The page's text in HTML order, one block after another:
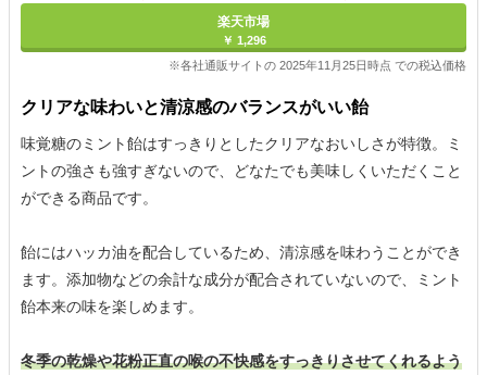
楽天市場
￥ 1,296
※各社通販サイトの 2025年11月25日時点 での税込価格
クリアな味わいと清涼感のバランスがいい飴
味覚糖のミント飴はすっきりとしたクリアなおいしさが特徴。ミ
ントの強さも強すぎないので、どなたでも美味しくいただくこと
ができる商品です。
飴にはハッカ油を配合しているため、清涼感を味わうことができ
ます。添加物などの余計な成分が配合されていないので、ミント
飴本来の味を楽しめます。
冬季の乾燥や花粉正直の喉の不快感をすっきりさせてくれるよう